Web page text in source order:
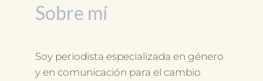
Sobre mí
Soy periodista especializada en género
y en comunicación para el cambio